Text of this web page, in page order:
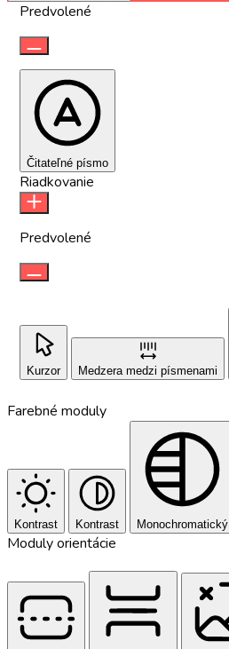
Predvolené
Čitateľné písmo
Riadkovanie
Predvolené
Kurzor Medzera medzi písmenami
Farebné moduly
Kontrast Kontrast Monochromatický
Moduly orientácie